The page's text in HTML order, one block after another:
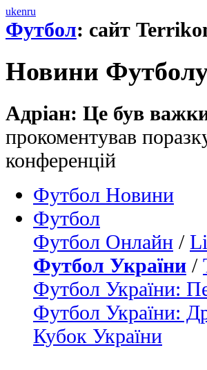
ukenru
Футбол: сайт
Новини
Адріан: Це був
прокоментував
конференцій
Футбол Новини
Футбол
Футбол Онлайн /
Футбол України /
Футбол України:
Футбол України:
Кубок України